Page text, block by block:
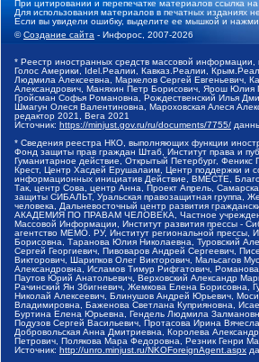
При цитировании и перепечатке материалов ссылка
Для использования материалов в печатных изданиях
Если вы увидели ошибку, выделите ее мышкой и
©Создание сайта - Инфорос, 2007-2026
* Реестр иностранных средств массовой
Голос Америки, Idel.Реалии, Кавказ.Реалии,
Людмила Алексеевна, Маркелов Сергей Евгеньевич,
Александрович, Маняхин Петр Борисович, Ярош Юлия
Гройсман Софья Романовна, Рождественский Илья
Шмагун Олеся Валентиновна, Мароховская Алеся
редактор 2021, Вега 2021
Источник: https://minjust.gov.ru/ru/documents/7755/
* Сведения реестра НКО, выполняющих функции
Фонд защиты прав граждан Штаб, Институт права и
Гуманитарное действие, Открытый Петербург,
Крест, Центр Хасдей Ерушалаим, Центр поддержки и
информационных инициатив Действие, ВМЕСТЕ,
Так, центр Сова, центр Анна, Проект Апрель,
защиты СИБАЛЬТ, Уральская правозащитная группа,
человека, Дальневосточный центр развития
АКАДЕМИЯ ПО ПРАВАМ ЧЕЛОВЕКА, Частное учреждение
Массовой Информации, Институт развития прессы -
агентство МЕМО. РУ, Институт региональной прессы,
Борисовна, Таранова Юлия Николаевна, Туровский
Сергей Георгиевич, Пивоваров Андрей Сергеевич,
Викторович, Шарипков Олег Викторович, Мальсагов
Александровна, Исламов Тимур Рифгатович,
Паутов Юрий Анатольевич, Верховский Александр
Рачинский Ян Збигневич, Жемкова Елена Борисовна,
Николай Алексеевич, Блинушов Андрей Юрьевич,
Владимировна, Баженова Светлана Куприяновна,
Буртина Елена Юрьевна, Гендель Людмила
Подузов Сергей Васильевич, Протасова Ирина
Добровольская Анна Дмитриевна, Королева
Петрович, Полякова Мара Федоровна, Резник Генри
Источник: http://unro.minjust.ru/NKOForeignAgent.aspx